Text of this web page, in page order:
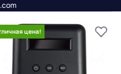
цена!